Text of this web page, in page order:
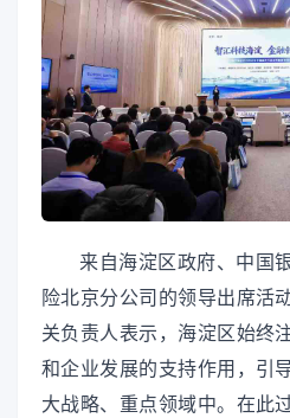
来自海淀区政府、中国
险北京分公司的领导出席活
关负责人表示，海淀区始终
和企业发展的支持作用，引
大战略、重点领域中。在此